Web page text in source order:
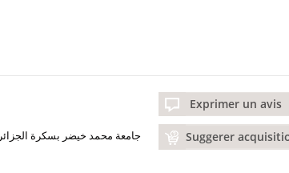
جامعة محمد خيضر بسكرة الجزائر
Exprimer un avis
Suggerer